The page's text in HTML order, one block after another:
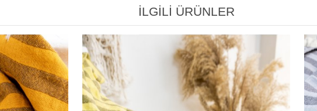
İLGİLİ ÜRÜNLER